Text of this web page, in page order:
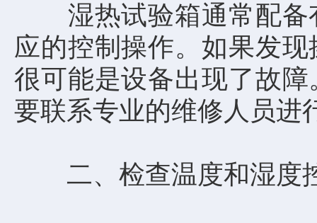
湿热试验箱通常配备
应的控制操作。如果发
很可能是设备出现了故
要联系专业的维修人员进
二、检查温度和湿度